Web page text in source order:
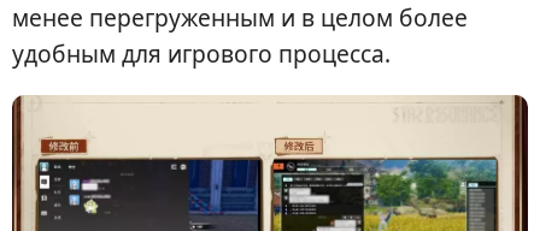
менее перегруженным и в целом более
удобным для игрового процесса.